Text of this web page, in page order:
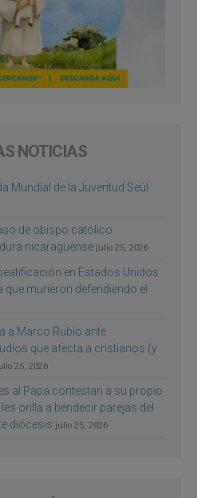
NOTICIAS
Mundial de la Juventud Seúl
de obispo católico
nicaragüense julio 25, 2026
en Estados Unidos
que murieron defendiendo el
a Marco Rubio ante
que afecta a cristianos (y
25, 2026
al Papa contestan a su propio
orilla a bendecir parejas del
diócesis julio 25, 2026